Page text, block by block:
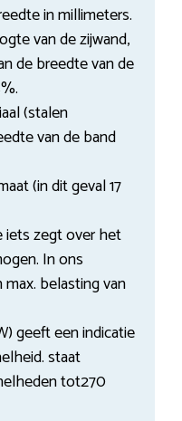
in millimeters.
van de zijwand,
de breedte van de
(stalen
van de band
(in dit geval 17
iets zegt over het
In ons
belasting van
geeft een indicatie
staat
tot270